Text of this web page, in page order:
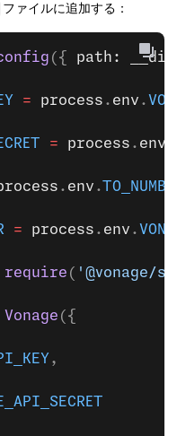
ファイルに追加する：
({ path:
= process . env .
= process . env
. env .TO_NUMBER
= process . env .
require ( '@vonage/
Vonage ({
,